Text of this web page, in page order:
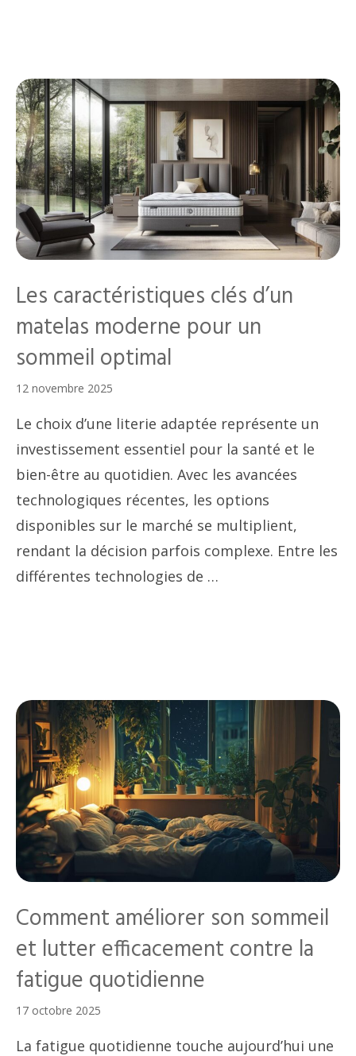
Les caractéristiques clés d’un
matelas moderne pour un
sommeil optimal
12 novembre 2025
Le choix d’une literie adaptée représente un
investissement essentiel pour la santé et le
bien-être au quotidien. Avec les avancées
technologiques récentes, les options
disponibles sur le marché se multiplient,
rendant la décision parfois complexe. Entre les
différentes technologies de …
Comment améliorer son sommeil
et lutter efficacement contre la
fatigue quotidienne
17 octobre 2025
La fatigue quotidienne touche aujourd’hui une